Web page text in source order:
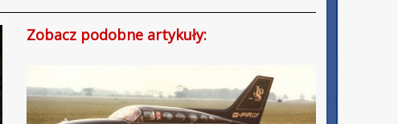
Zobacz podobne artykuły: